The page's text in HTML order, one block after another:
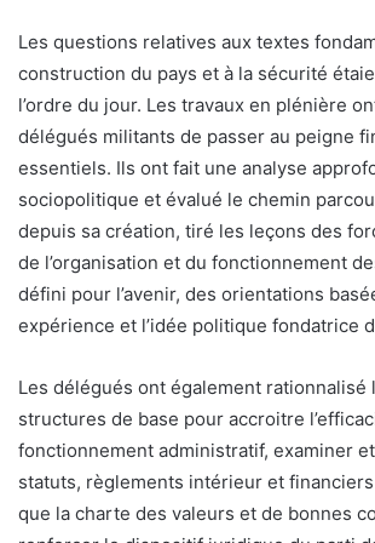
Les questions relatives aux textes
construction du pays et à la sécurité
l’ordre du jour. Les travaux en plénière
délégués militants de passer au peigne
essentiels. Ils ont fait une analyse
sociopolitique et évalué le chemin
depuis sa création, tiré les leçons des
de l’organisation et du fonctionnement
défini pour l’avenir, des orientations
expérience et l’idée politique fondatrice
Les délégués ont également rationnalisé
structures de base pour accroitre
fonctionnement administratif, examiner
statuts, règlements intérieur et
que la charte des valeurs et de bonnes